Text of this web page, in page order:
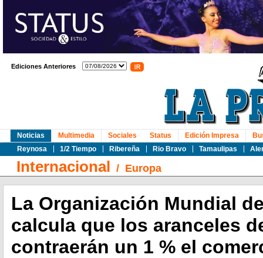
Ediciones Anteriores
Noticias
Reynosa
1/2 Tiempo Ribereña Rio Bravo Tamaulipas
Multimedia Sociales Status Edición Impresa
Internacional / Europa
La Organización Mundial
calcula que los aranceles
contraerán un 1 % el